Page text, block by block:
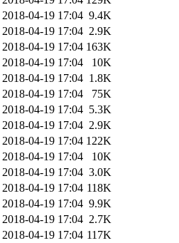
2018-04-19 17:04 9.4K
2018-04-19 17:04 2.9K
2018-04-19 17:04 163K
2018-04-19 17:04
10K
2018-04-19 17:04 1.8K
2018-04-19 17:04
75K
2018-04-19 17:04 5.3K
2018-04-19 17:04 2.9K
2018-04-19 17:04 122K
2018-04-19 17:04
10K
2018-04-19 17:04 3.0K
2018-04-19 17:04 118K
2018-04-19 17:04 9.9K
2018-04-19 17:04 2.7K
2018-04-19 17:04 117K